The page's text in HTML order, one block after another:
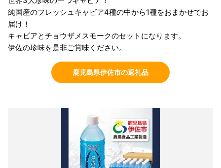
純国産のフレッシュキャビア4種の中から1種をおまかせでお
届け！
キャビアとチョウザメスモークのセットになります。
伊佐の珍味を是非ご賞味ください。
鹿児島県伊佐市の返礼品